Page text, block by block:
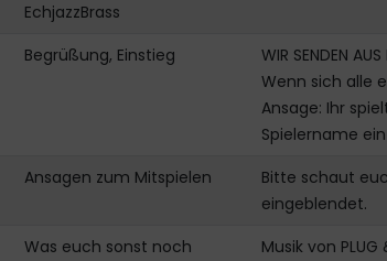
EchjazzBrass
Begrüßung, Einstieg
WIR SENDEN
Wenn sich alle
Ansage: Ihr
Spielername
Ansagen zum Mitspielen
Bitte schaut
eingeblendet.
Was euch sonst noch
Musik von